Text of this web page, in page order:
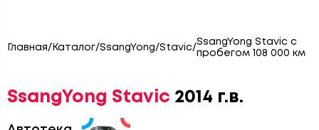
Главная/ Каталог/SsangYong/Stavic/
SsangYong Stavic с
пробегом 108 000 км
SsangYong Stavic 2014 г.в.